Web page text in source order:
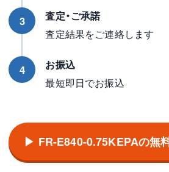
3
査定・ご承諾
査定結果をご連絡します
4
お振込
最短即日でお振込
▶ FR-E840-0.75KEPAの無